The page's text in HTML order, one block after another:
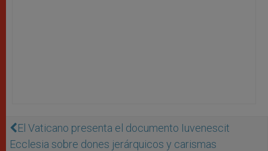
El Vaticano presenta el documento Iuvenescit
Ecclesia sobre dones jerárquicos y carismas